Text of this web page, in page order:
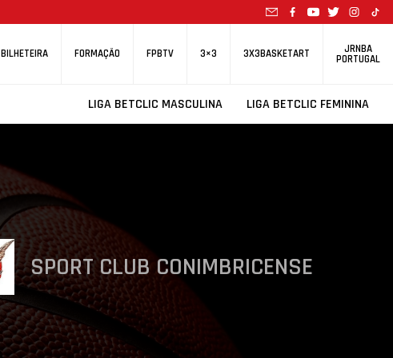
BILHETEIRA FORMAÇÃO FPBTV 3×3 3X3BASKETART JRNBA
PORTUGAL
LIGA BETCLIC MASCULINA LIGA BETCLIC FEMININA
SPORT CLUB CONIMBRICENSE